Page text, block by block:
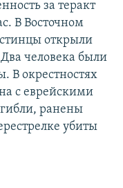
за теракт
В Восточном
открыли
человека были
В окрестностях
с еврейскими
ранены
убиты